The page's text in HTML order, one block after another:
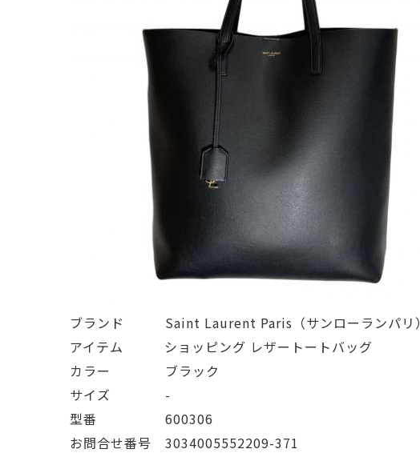
ブランド   Saint Laurent Paris（サンローランパリ）
アイテム   ショッピング レザートートバッグ
カラー    ブラック
サイズ    -
型番     600306
お問合せ番号 3034005552209-371